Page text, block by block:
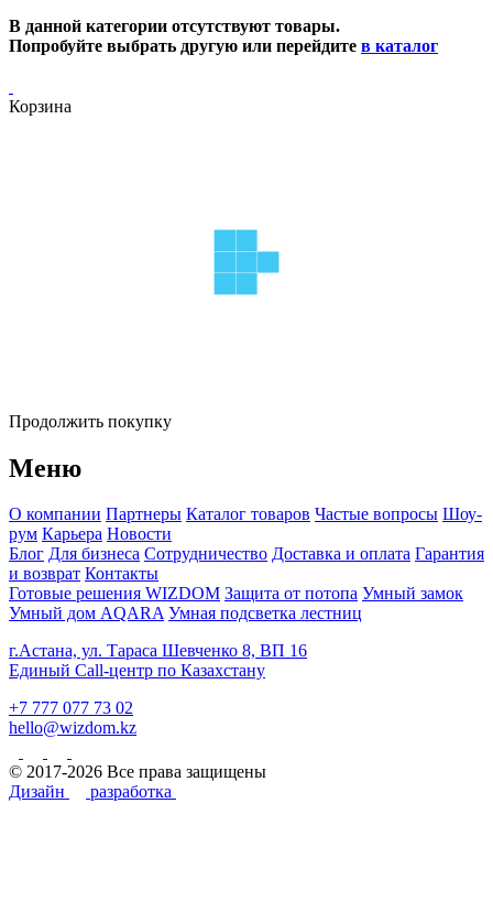
В данной категории отсутствуют товары.
Попробуйте выбрать другую или перейдите в каталог
Корзина
Продолжить покупку
Меню
О компании Партнеры Каталог товаров Частые вопросы Шоу-
рум Карьера Новости
Блог Для бизнеса Сотрудничество Доставка и оплата Гарантия
и возврат Контакты
Готовые решения WIZDOM Защита от потопа Умный замок
Умный дом AQARA Умная подсветка лестниц
г.Астана, ул. Тараса Шевченко 8, ВП 16
Единый Call-центр по Казахстану
+7 777 077 73 02
hello@wizdom.kz
© 2017-2026 Все права защищены
Дизайн
разработка